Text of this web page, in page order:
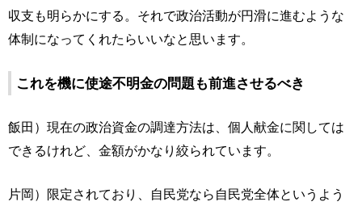
収支も明らかにする。それで政治活動が円滑に進むような
体制になってくれたらいいなと思います。
これを機に使途不明金の問題も前進させるべき
飯田）現在の政治資金の調達方法は、個人献金に関しては
できるけれど、金額がかなり絞られています。
片岡）限定されており、自民党なら自民党全体というよう